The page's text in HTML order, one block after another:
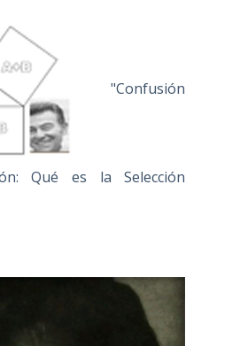
"Confusión
Qué es la Selección